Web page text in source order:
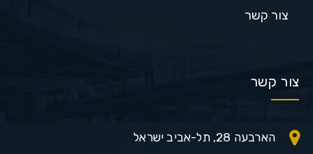
צור קשר
צור קשר
הארבעה 28, תל-אביב ישראל